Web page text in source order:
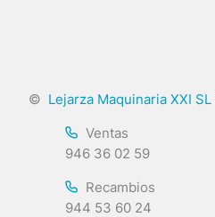
© Lejarza Maquinaria XXI SL
Ventas
946 36 02 59
Recambios
944 53 60 24